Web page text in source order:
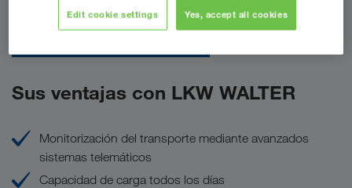
Sus ventajas con LKW WALTER
Monitorización del transporte mediante avanzados
sistemas telemáticos
Capacidad de carga todos los días
Edit cookie settings Yes, accept all cookies